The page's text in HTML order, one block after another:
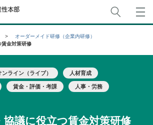
公益財団法人日本生産性本部
オーダーメイド研修（企業内研修）
賃金対策研修
ンライン（ライブ） 人材育成
賃金・評価・考課 人事・労務
協議に役立つ賃金対策研修